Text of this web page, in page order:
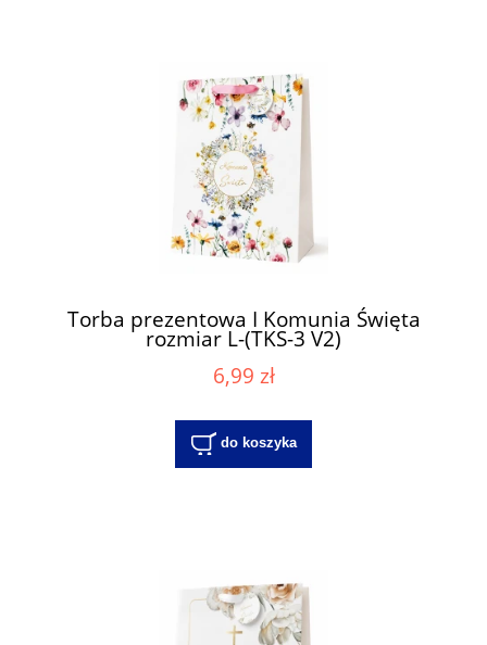
Torba prezentowa I Komunia Święta
rozmiar L-(TKS-3 V2)
6,99 zł
do koszyka